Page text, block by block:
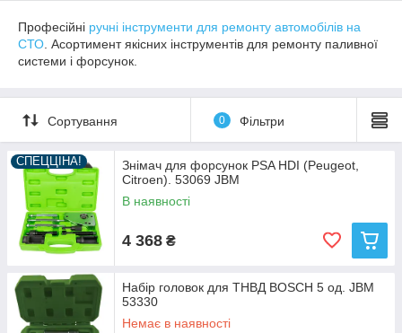
Професійні ручні інструменти для ремонту автомобілів на
СТО . Асортимент якісних інструментів для ремонту паливної
системи і форсунок.
Сортування 0 Фільтри
СПЕЦЦІНА!
Знімач для форсунок PSA HDI (Peugeot,
Citroen). 53069 JBM
В наявності
4 368 ₴
Набір головок для ТНВД BOSCH 5 од. JBM
53330
Немає в наявності